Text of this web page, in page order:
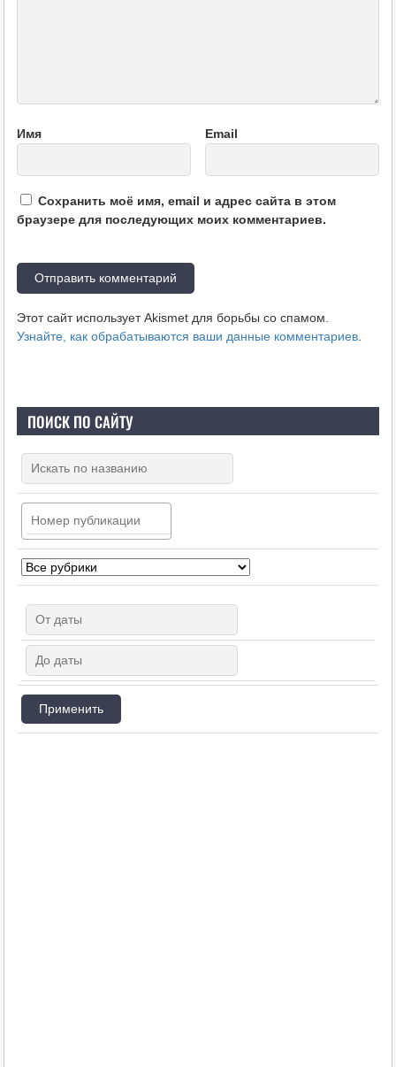
Имя Email
Сохранить моё имя, email и адрес сайта в этом
браузере для последующих моих комментариев.
Этот сайт использует Akismet для борьбы со спамом.
Узнайте, как обрабатываются ваши данные комментариев.
ПОИСК ПО САЙТУ